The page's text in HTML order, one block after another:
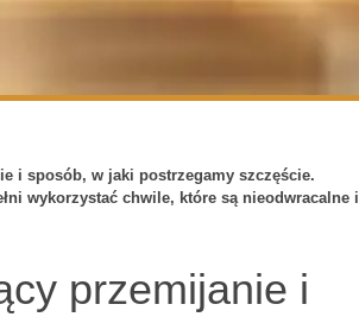
i sposób, w jaki postrzegamy szczęście.
wykorzystać chwile, które są nieodwracalne i
przemijanie i